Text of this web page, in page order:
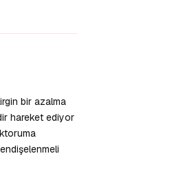
bir azalma
hareket ediyor